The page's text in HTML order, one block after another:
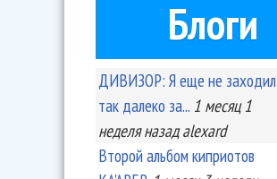
Блоги
ДИВИЗОР: Я еще не заходил
так далеко за... 1 месяц 1
неделяназад alexard
Второй альбом киприотов